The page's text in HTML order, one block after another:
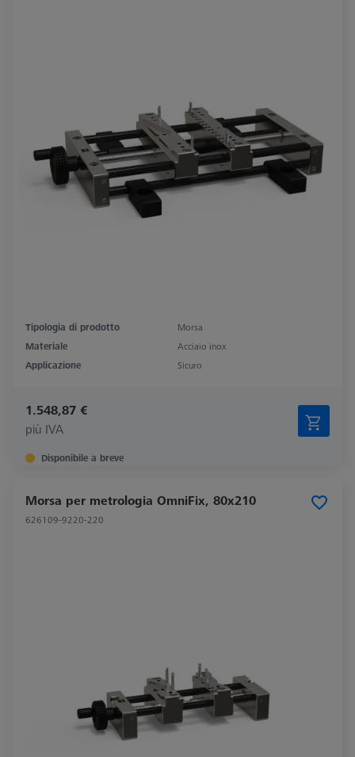
Tipologia di prodotto
Morsa
Materiale
Acciaio inox
Applicazione
Sicuro
1.548,87 €
più IVA
Disponibile a breve
Morsa per metrologia OmniFix, 80x210
626109-9220-220